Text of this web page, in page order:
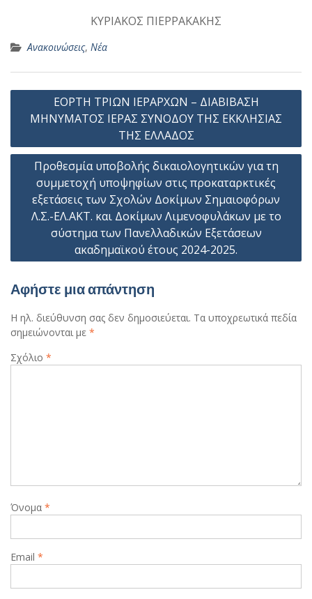
ΚΥΡΙΑΚΟΣ ΠΙΕΡΡΑΚΑΚΗΣ
Ανακοινώσεις, Νέα
Πλοήγηση
άρθρων
ΕΟΡΤΗ ΤΡΙΩΝ ΙΕΡΑΡΧΩΝ – ΔΙΑΒΙΒΑΣΗ
ΜΗΝΥΜΑΤΟΣ ΙΕΡΑΣ ΣΥΝΟΔΟΥ ΤΗΣ ΕΚΚΛΗΣΙΑΣ
ΤΗΣ ΕΛΛΑΔΟΣ
Προθεσμία υποβολής δικαιολογητικών για τη
συμμετοχή υποψηφίων στις προκαταρκτικές
εξετάσεις των Σχολών Δοκίμων Σημαιοφόρων
Λ.Σ.-ΕΛ.ΑΚΤ. και Δοκίμων Λιμενοφυλάκων με το
σύστημα των Πανελλαδικών Εξετάσεων
ακαδημαϊκού έτους 2024-2025.
Αφήστε μια απάντηση
Η ηλ. διεύθυνση σας δεν δημοσιεύεται. Τα υποχρεωτικά πεδία
σημειώνονται με *
Σχόλιο *
Όνομα *
Email *